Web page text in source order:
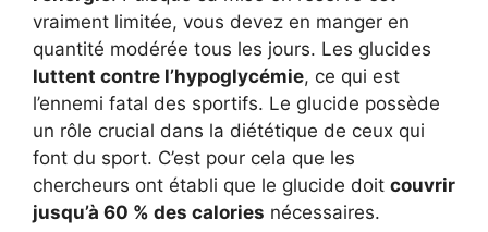
vraiment limitée, vous devez en manger en
quantité modérée tous les jours. Les glucides
luttent contre l’hypoglycémie, ce qui est
l’ennemi fatal des sportifs. Le glucide possède
un rôle crucial dans la diététique de ceux qui
font du sport. C’est pour cela que les
chercheurs ont établi que le glucide doit couvrir
jusqu’à 60 % des calories nécessaires.